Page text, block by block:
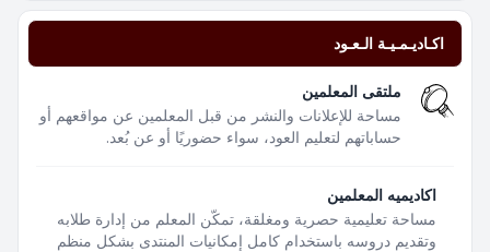
اكـاديـمـيـة الـعـود
ملتقى المعلمين
مساحة للإعلانات والنشر من قبل المعلمين عن مواقعهم أو
حساباتهم لتعليم العود، سواء حضوريًا أو عن بُعد.
اكاديميه المعلمين
مساحة تعليمية حصرية ومغلقة، تمكّن المعلم من إدارة طلابه
وتقديم دروسه باستخدام كامل إمكانيات المنتدى بشكل منظم